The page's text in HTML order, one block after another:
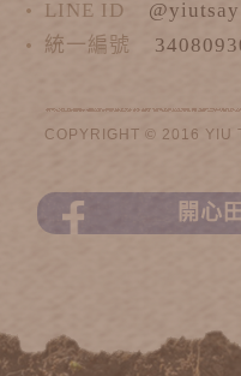
LINE ID
@yiutsay
統一編號
COPYRIGHT © 2016 YIU
開心